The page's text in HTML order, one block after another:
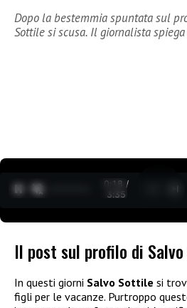
Dopo la bestemmia spuntata sul
Sottile si scusa. Il giornalista spiega
0:20 /
3:35
Il post sul profilo di
In questi giorni Salvo Sottile si
figli per le vacanze. Purtroppo